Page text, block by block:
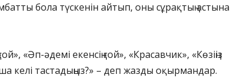
бола түскенін айтып, оны сұрақтың астына
«Әп-әдемі екенсің ғой», «Красавчик», «Көзіңіз
келі тастадыңыз?» – деп жазды оқырмандар.